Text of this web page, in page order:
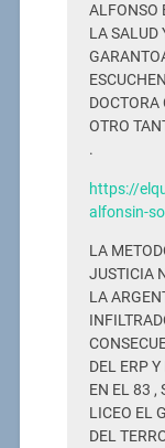
ALFONSO
LA SALUD
OTRO
.
https://
alfonsin-
LA
JUSTICIA
LA
DEL ERP
EN EL 83 ,
LICEO EL
DEL